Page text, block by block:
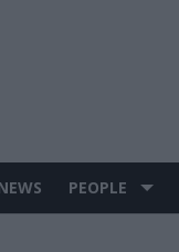
PEOPLE